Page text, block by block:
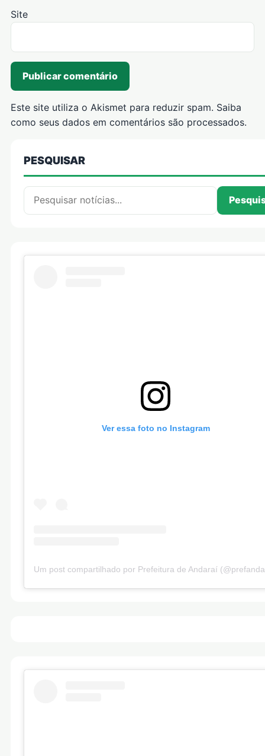
Site
Este site utiliza o Akismet para reduzir spam. Saiba
como seus dados em comentários são processados.
PESQUISAR
Pesquisar por:
Ver essa foto no Instagram
Um post compartilhado por Prefeitura de Andaraí